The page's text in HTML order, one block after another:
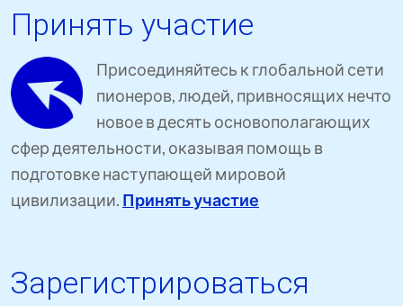
Принять участие
Присоединяйтесь к глобальной сети
пионеров, людей, привносящих нечто
новое в десять основополагающих
сфер деятельности, оказывая помощь в
подготовке наступающей мировой
цивилизации. Принять участие
Зарегистрироваться